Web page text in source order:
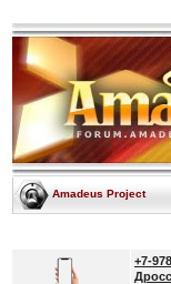
Amadeus Project
+7-